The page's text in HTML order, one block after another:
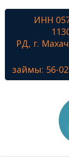
Лизинг
Наши
Знамя
ИНН
РД, г.
займы: 56-